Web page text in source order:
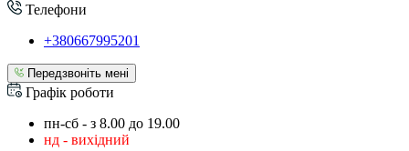
Телефони
+380667995201
Передзвоніть мені
Графік роботи
пн-сб - з 8.00 до 19.00
нд - вихідний